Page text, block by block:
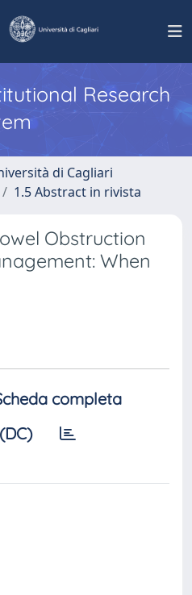
Research
di Cagliari
1.5 Abstract in rivista
Obstruction
When
completa